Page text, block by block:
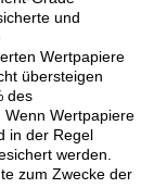
und
Wertpapiere
übersteigen
des
Wertpapiere
in der Regel
werden.
zum Zwecke der